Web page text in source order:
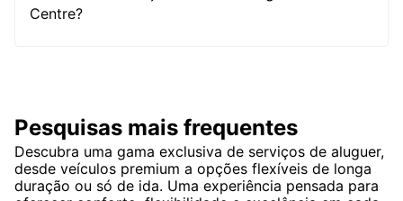
Centre?
Pesquisas mais frequentes
Descubra uma gama exclusiva de serviços de aluguer,
desde veículos premium a opções flexíveis de longa
duração ou só de ida. Uma experiência pensada para